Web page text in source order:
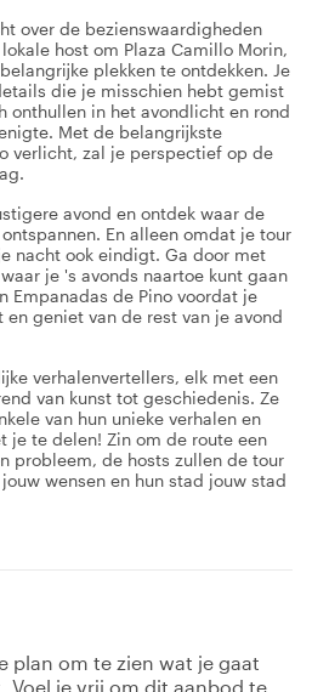
over de bezienswaardigheden
host om Plaza Camillo Morin,
plekken te ontdekken. Je
die je misschien hebt gemist
onthullen in het avondlicht en rond
Met de belangrijkste
verlicht, zal je perspectief op de
avond en ontdek waar de
En alleen omdat je tour
nacht ook eindigt. Ga door met
je 's avonds naartoe kunt gaan
Empanadas de Pino voordat je
geniet van de rest van je avond
verhalenvertellers, elk met een
van kunst tot geschiedenis. Ze
van hun unieke verhalen en
je te delen! Zin om de route een
probleem, de hosts zullen de tour
wensen en hun stad jouw stad
plan om te zien wat je gaat
Voel je vrij om dit aanbod te